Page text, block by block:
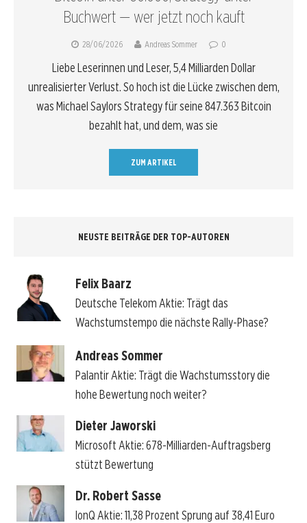
Buchwert — wer jetzt noch kauft
28/06/2026 Andreas Sommer 0
Liebe Leserinnen und Leser, 5,4 Milliarden Dollar
unrealisierter Verlust. So hoch ist die Lücke zwischen dem,
was Michael Saylors Strategy für seine 847.363 Bitcoin
bezahlt hat, und dem, was sie
ZUM ARTIKEL
NEUSTE BEITRÄGE DER TOP-AUTOREN
Felix Baarz
Deutsche Telekom Aktie: Trägt das
Wachstumstempo die nächste Rally-Phase?
Andreas Sommer
Palantir Aktie: Trägt die Wachstumsstory die
hohe Bewertung noch weiter?
Dieter Jaworski
Microsoft Aktie: 678-Milliarden-Auftragsberg
stützt Bewertung
Dr. Robert Sasse
IonQ Aktie: 11,38 Prozent Sprung auf 38,41 Euro